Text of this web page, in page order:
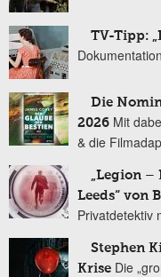
TV-Tipp:
Die
2026 Mit
& die
„Legion
Leeds“ von
Privatdetektiv
Stephen
Krise Die